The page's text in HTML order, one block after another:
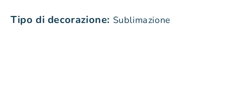
Tipo di decorazione: Sublimazione